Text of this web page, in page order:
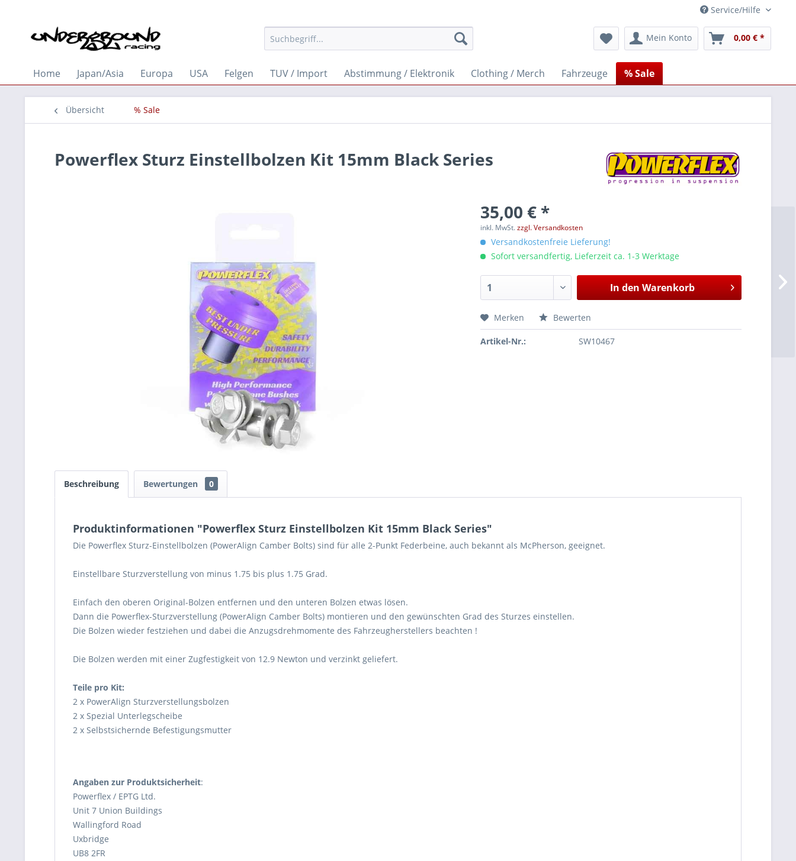
Service/Hilfe
Mein Konto 0,00 € *
Home Japan/Asia Europa USA Felgen TUV / Import Abstimmung / Elektronik Clothing / Merch Fahrzeuge % Sale
Übersicht % Sale
Powerflex Sturz Einstellbolzen Kit 15mm Black Series
35,00 € *
inkl. MwSt.zzgl. Versandkosten
Versandkostenfreie Lieferung!
Sofort versandfertig, Lieferzeit ca. 1-3 Werktage
In den Warenkorb
Merken Bewerten
Artikel-Nr.: SW10467
Beschreibung Bewertungen 0
Produktinformationen "Powerflex Sturz Einstellbolzen Kit 15mm Black Series"
Die Powerflex Sturz-Einstellbolzen (PowerAlign Camber Bolts) sind für alle 2-Punkt Federbeine, auch bekannt als McPherson, geeignet.
Einstellbare Sturzverstellung von minus 1.75 bis plus 1.75 Grad.
Einfach den oberen Original-Bolzen entfernen und den unteren Bolzen etwas lösen.
Dann die Powerflex-Sturzverstellung (PowerAlign Camber Bolts) montieren und den gewünschten Grad des Sturzes einstellen.
Die Bolzen wieder festziehen und dabei die Anzugsdrehmomente des Fahrzeugherstellers beachten !
Die Bolzen werden mit einer Zugfestigkeit von 12.9 Newton und verzinkt geliefert.
Teile pro Kit:
2 x PowerAlign Sturzverstellungsbolzen
2 x Spezial Unterlegscheibe
2 x Selbstsichernde Befestigungsmutter
Angaben zur Produktsicherheit:
Powerflex / EPTG Ltd.
Unit 7 Union Buildings
Wallingford Road
Uxbridge
UB8 2FR